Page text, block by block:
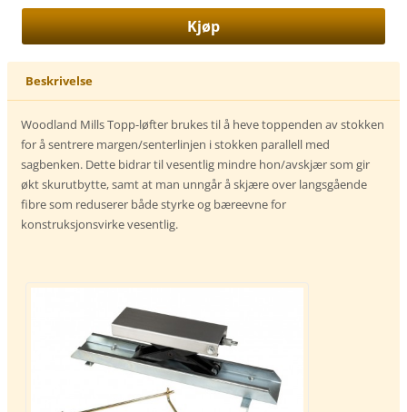
Beskrivelse
Woodland Mills Topp-løfter brukes til å heve toppenden av stokken
for å sentrere margen/senterlinjen i stokken parallell med
sagbenken. Dette bidrar til vesentlig mindre hon/avskjær som gir
økt skurutbytte, samt at man unngår å skjære over langsgående
fibre som reduserer både styrke og bæreevne for
konstruksjonsvirke vesentlig.